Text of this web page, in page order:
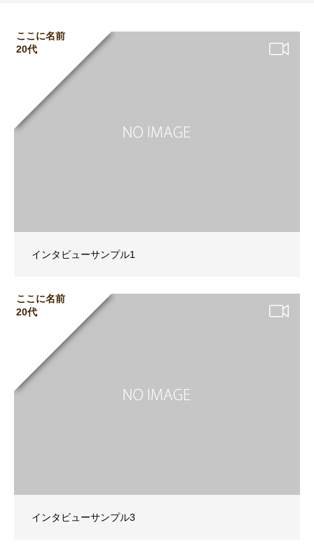
ここに名前
20代
インタビューサンプル1
ここに名前
20代
インタビューサンプル3